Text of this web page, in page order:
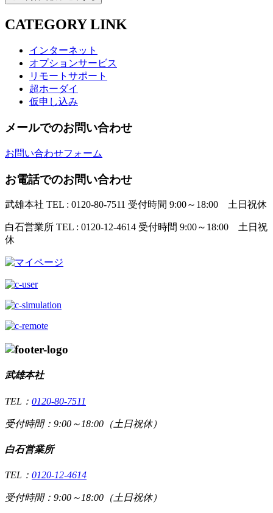
CATEGORY LINK
インターネット
オプションサービス
リモートサポート
超ホーダイ
仮申し込み
メールでのお問い合わせ
お問い合わせフォーム
お電話でのお問い合わせ
武雄本社 TEL : 0120-80-7511 受付時間 9:00～18:00 土日祝休
白石営業所 TEL : 0120-12-4614 受付時間 9:00～18:00 土日祝
休
武雄本社
TEL： 0120-80-7511
受付時間：9:00～18:00（土日祝休）
白石営業所
TEL： 0120-12-4614
受付時間：9:00～18:00（土日祝休）